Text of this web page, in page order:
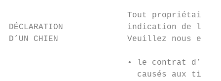
Tout propriétaire
DÉCLARATION             indication de la
D’UN CHIEN              Veuillez nous
• le contrat
causés aux tiers